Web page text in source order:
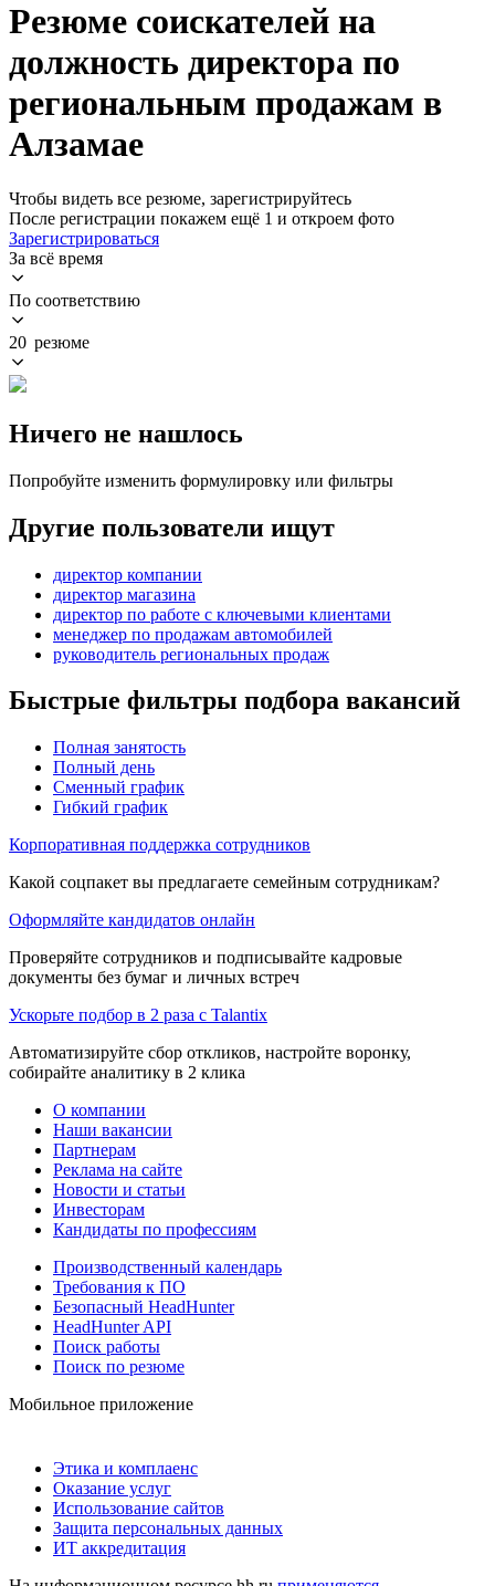
Резюме соискателей на
должность директора по
региональным продажам в
Алзамае
Чтобы видеть все резюме, зарегистрируйтесь
После регистрации покажем ещё 1 и откроем фото
Зарегистрироваться
За всё время
По соответствию
20 резюме
Ничего не нашлось
Попробуйте изменить формулировку или фильтры
Другие пользователи ищут
директор компании
директор магазина
директор по работе с ключевыми клиентами
менеджер по продажам автомобилей
руководитель региональных продаж
Быстрые фильтры подбора вакансий
Полная занятость
Полный день
Сменный график
Гибкий график
Корпоративная поддержка сотрудников
Какой соцпакет вы предлагаете семейным сотрудникам?
Оформляйте кандидатов онлайн
Проверяйте сотрудников и подписывайте кадровые
документы без бумаг и личных встреч
Ускорьте подбор в 2 раза с Talantix
Автоматизируйте сбор откликов, настройте воронку,
собирайте аналитику в 2 клика
О компании
Наши вакансии
Партнерам
Реклама на сайте
Новости и статьи
Инвесторам
Кандидаты по профессиям
Производственный календарь
Требования к ПО
Безопасный HeadHunter
HeadHunter API
Поиск работы
Поиск по резюме
Мобильное приложение
Этика и комплаенс
Оказание услуг
Использование сайтов
Защита персональных данных
ИТ аккредитация